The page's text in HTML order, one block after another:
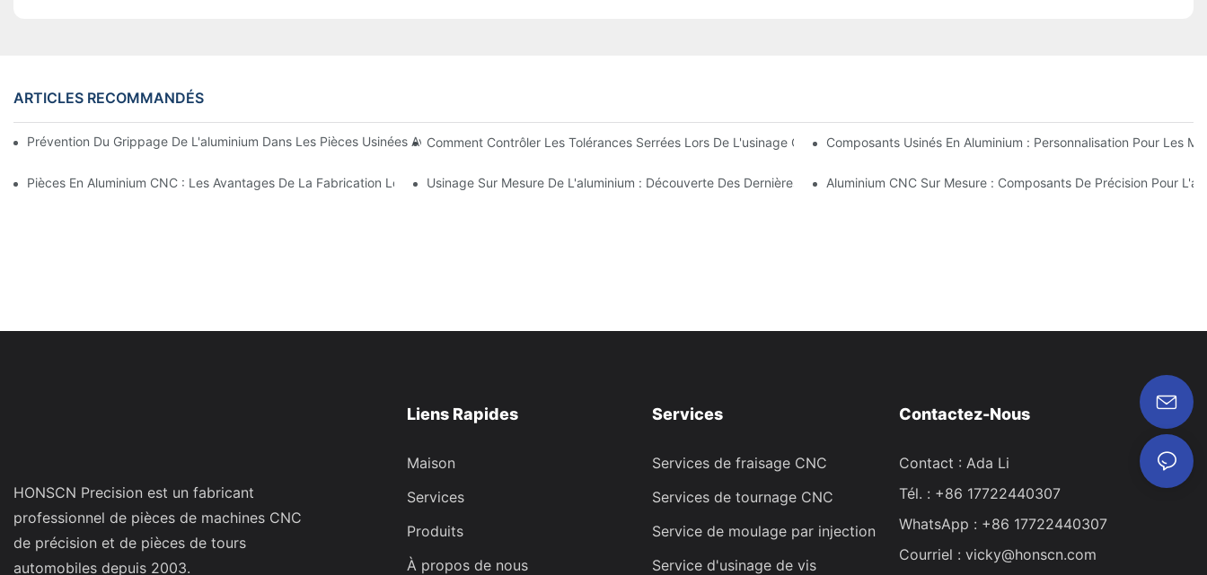
ARTICLES RECOMMANDÉS
Prévention Du Grippage De L'aluminium Dans Les Pièces Usinées Avec Précision : Solutions De Conception, D'outillage Et De Revêtement
Comment Contrôler Les Tolérances Serrées Lors De L'usinage CNC De L'acier Inoxydable (304 Vs 316)
Composants Usinés En Aluminium : Personnalisation Pour Les
Pièces En Aluminium CNC : Les Avantages De La Fabrication Locale Usinage Sur Mesure De L'aluminium : Découverte Des Dernières Innovations Du SecteurAluminium CNC Sur Mesure : Composants De Précision Pour
HONSCN Precision est un fabricant
professionnel de pièces de machines CNC
de précision et de pièces de tours
automobiles depuis 2003.
Liens Rapides
Maison
Services
Produits
À propos de nous
Services
Services de fraisage CNC
Services de tournage CNC
Service de moulage par injection
Service d'usinage de vis
Contactez-Nous
Contact : Ada Li
Tél. : +86 17722440307
WhatsApp : +86 17722440307
Courriel : vicky@honscn.com